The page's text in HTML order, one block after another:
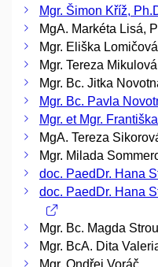
Mgr. Šimon Kříž,
MgA. Markéta Lisá,
Mgr. Eliška Lomičová
Mgr. Tereza
Mgr. Bc. Jitka
Mgr. Bc. Pavla
Mgr. et Mgr.
MgA. Tereza
Mgr. Milada
doc. PaedDr. Hana
doc. PaedDr. Hana
Mgr. Bc. Magda
Mgr. BcA. Dita
Mgr. Ondřej Voráč